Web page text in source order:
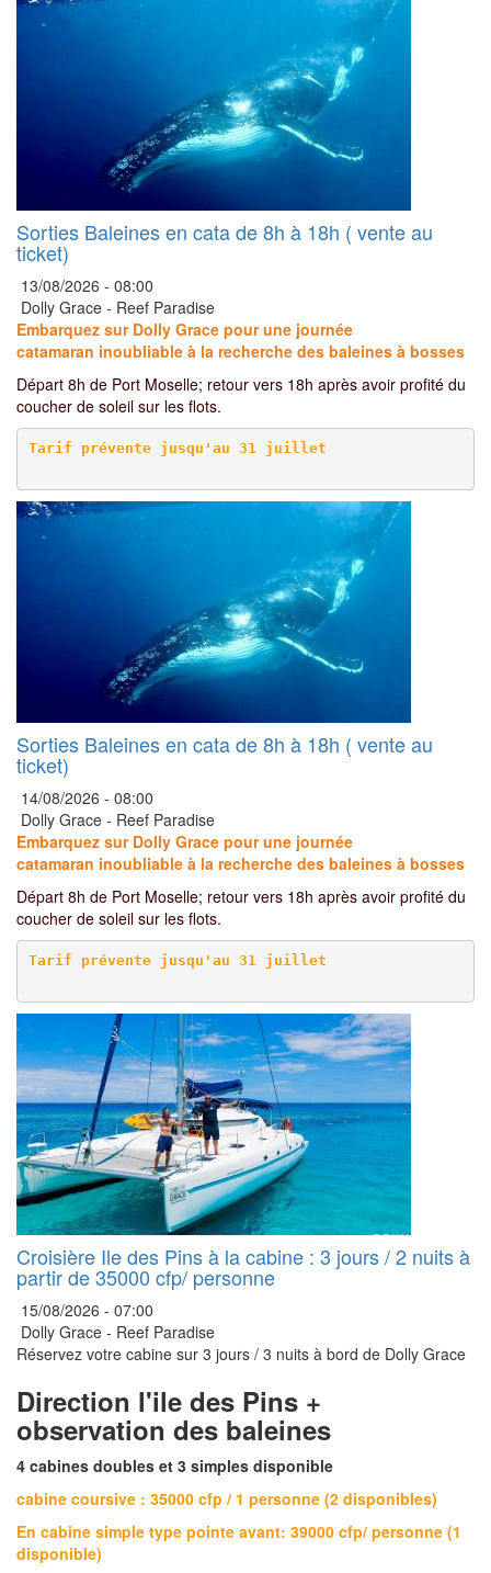
Sorties Baleines en cata de 8h à 18h ( vente au
ticket)
13/08/2026 - 08:00
Dolly Grace - Reef Paradise
Embarquez sur Dolly Grace pour une journée
catamaran inoubliable à la recherche des baleines à bosses
Départ 8h de Port Moselle; retour vers 18h après avoir profité du
coucher de soleil sur les flots.
Sorties Baleines en cata de 8h à 18h ( vente au
ticket)
14/08/2026 - 08:00
Dolly Grace - Reef Paradise
Embarquez sur Dolly Grace pour une journée
catamaran inoubliable à la recherche des baleines à bosses
Départ 8h de Port Moselle; retour vers 18h après avoir profité du
coucher de soleil sur les flots.
Croisière Ile des Pins à la cabine : 3 jours / 2 nuits à
partir de 35000 cfp/ personne
15/08/2026 - 07:00
Dolly Grace - Reef Paradise
Réservez votre cabine sur 3 jours / 3 nuits à bord de Dolly Grace
Direction l'ile des Pins +
observation des baleines
4 cabines doubles et 3 simples disponible
cabine coursive : 35000 cfp / 1 personne (2 disponibles)
En cabine simple type pointe avant: 39000 cfp/ personne (1
disponible)